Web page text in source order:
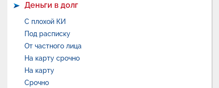
Деньги в долг
С плохой КИ
Под расписку
От частного лица
На карту срочно
На карту
Срочно